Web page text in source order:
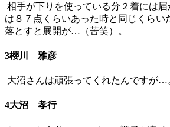
相手が下りを使っている分２着には
は８７点くらいあった時と同じくらい
落とすと展開が…（苦笑）。
3櫻川 雅彦
大沼さんは頑張ってくれたんですが…
4大沼 孝行